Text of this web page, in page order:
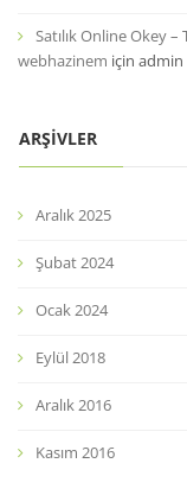
Satılık Online Okey
webhazinem için admin
ARŞIVLER
Aralık 2025
Şubat 2024
Ocak 2024
Eylül 2018
Aralık 2016
Kasım 2016